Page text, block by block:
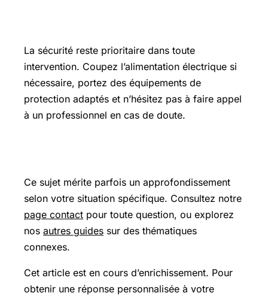
La sécurité reste prioritaire dans toute
intervention. Coupez l’alimentation électrique si
nécessaire, portez des équipements de
protection adaptés et n’hésitez pas à faire appel
à un professionnel en cas de doute.
Ce sujet mérite parfois un approfondissement
selon votre situation spécifique. Consultez notre
page contact pour toute question, ou explorez
nos autres guides sur des thématiques
connexes.
Cet article est en cours d’enrichissement. Pour
obtenir une réponse personnalisée à votre